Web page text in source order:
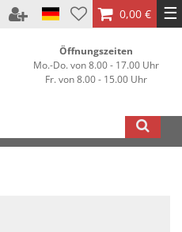
0,00 € ☰
Öffnungszeiten
Mo.-Do. von 8.00 - 17.00 Uhr
Fr. von 8.00 - 15.00 Uhr